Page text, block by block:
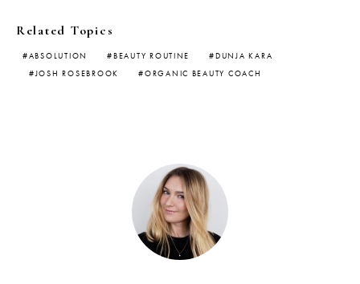
Related Topics
ABSOLUTION BEAUTY ROUTINE
DUNJA KARA
JOSH ROSEBROOK
ORGANIC BEAUTY COACH